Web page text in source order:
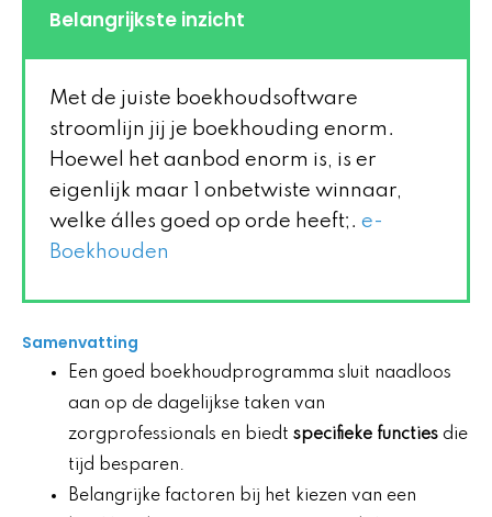
Belangrijkste inzicht
Met de juiste boekhoudsoftware
stroomlijn jij je boekhouding enorm.
Hoewel het aanbod enorm is, is er
eigenlijk maar 1 onbetwiste winnaar,
welke álles goed op orde heeft;. e-
Boekhouden
Samenvatting
Een goed boekhoudprogramma sluit naadloos
aan op de dagelijkse taken van
zorgprofessionals en biedt specifieke functies die
tijd besparen.
Belangrijke factoren bij het kiezen van een